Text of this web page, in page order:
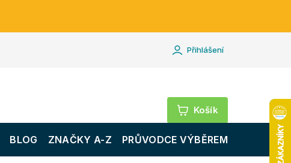
Přihlášení
Nákupní
košík
BLOG ZNAČKY A-Z PRŮVODCE VÝBĚREM